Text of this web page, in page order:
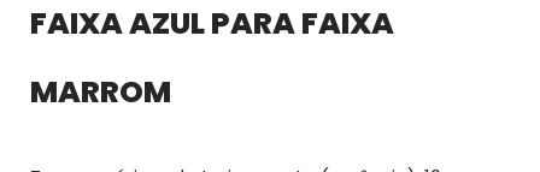
FAIXA AZUL PARA FAIXA
MARROM